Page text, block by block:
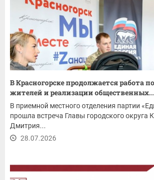
В Красногорске продолжается работа
жителей и реализации общественных...
В приемной местного отделения партии
прошла встреча Главы городского округа
Дмитрия...
28.07.2026